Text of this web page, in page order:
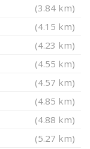
(3.84 km)
(4.15 km)
(4.23 km)
(4.55 km)
(4.57 km)
(4.85 km)
(4.88 km)
(5.27 km)